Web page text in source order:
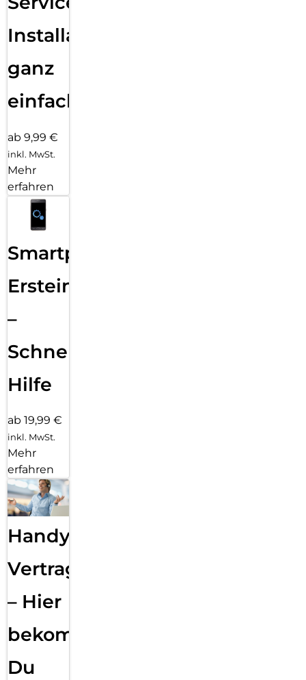
Installation
ganz
einfach
ab 9,99 €
inkl. MwSt.
Mehr
erfahren
Smartphone
Ersteinrichtung
–
Schnelle
Hilfe
ab 19,99 €
inkl. MwSt.
Mehr
erfahren
Handy
Vertragsabwicklung
– Hier
bekommst
Du